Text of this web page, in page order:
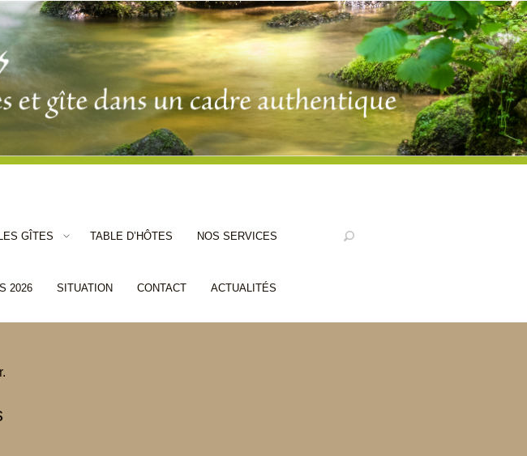
GÎTES TABLE D’HÔTES NOS SERVICES
2026 SITUATION CONTACT ACTUALITÉS